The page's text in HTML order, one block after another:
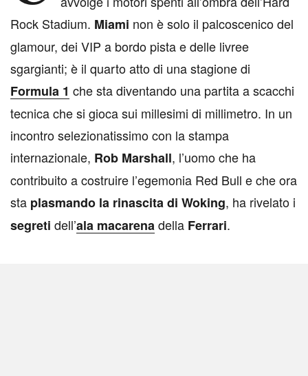
Rock Stadium. Miami non è solo il palcoscenico del
glamour, dei VIP a bordo pista e delle livree
sgargianti; è il quarto atto di una stagione di
Formula 1 che sta diventando una partita a scacchi
tecnica che si gioca sui millesimi di millimetro. In un
incontro selezionatissimo con la stampa
internazionale, Rob Marshall, l’uomo che ha
contribuito a costruire l’egemonia Red Bull e che ora
sta plasmando la rinascita di Woking, ha rivelato i
segreti dell’ala macarenadella Ferrari.